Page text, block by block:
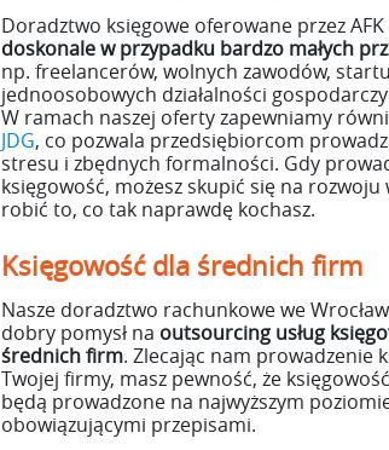
Doradztwo księgowe oferowane przez AFK
doskonale w przypadku bardzo małych
np. freelancerów, wolnych zawodów,
jednoosobowych działalności
W ramach naszej oferty zapewniamy
JDG, co pozwala przedsiębiorcom
stresu i zbędnych formalności. Gdy
księgowość, możesz skupić się na rozwoju
robić to, co tak naprawdę kochasz.
Księgowość dla średnich firm
Nasze doradztwo rachunkowe we
dobry pomysł na outsourcing usług
średnich firm. Zlecając nam prowadzenie
Twojej firmy, masz pewność, że
będą prowadzone na najwyższym
obowiązującymi przepisami.